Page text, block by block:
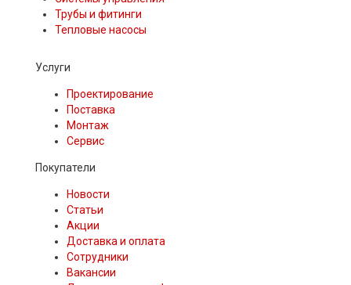
Трубы и фитинги
Тепловые насосы
Услуги
Проектирование
Поставка
Монтаж
Сервис
Покупатели
Новости
Статьи
Акции
Доставка и оплата
Сотрудники
Вакансии